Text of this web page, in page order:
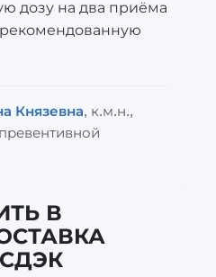
дозу на два приёма
Князевна, к.м.н.,
В